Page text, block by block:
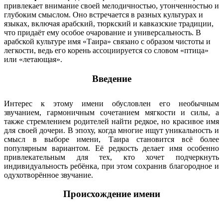
привлекает внимание своей мелодичностью, утонченностью и
глубоким смыслом. Оно встречается в разных культурах и
языках, включая арабский, тюркский и кавказские традиции,
что придаёт ему особое очарование и универсальность. В
арабской культуре имя «Таира» связано с образом чистоты и
легкости, ведь его корень ассоциируется со словом «птица»
или «летающая».
Введение
Интерес к этому имени обусловлен его необычным
звучанием, гармоничным сочетанием мягкости и силы, а
также стремлением родителей найти редкое, но красивое имя
для своей дочери. В эпоху, когда многие ищут уникальность и
смысл в выборе имени, Таира становится всё более
популярным вариантом. Её редкость делает имя особенно
привлекательным для тех, кто хочет подчеркнуть
индивидуальность ребёнка, при этом сохранив благородное и
одухотворённое звучание.
Происхождение имени